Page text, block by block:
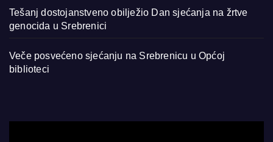
Tešanj dostojanstveno obilježio Dan sjećanja na žrtve
genocida u Srebrenici
Veče posvećeno sjećanju na Srebrenicu u Općoj
biblioteci